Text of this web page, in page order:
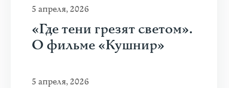
искусства Art Basel. Она объединила на
Узнать больше
5 апреля, 2026
«Где тени грезят светом».
О фильме «Кушнир»
5 апреля, 2026